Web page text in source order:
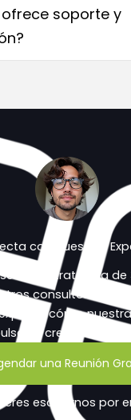
soporte y
con Nuestros
estratégica
consultores
explorar cómo
el crecimiento
una Reunión
escribirnos por